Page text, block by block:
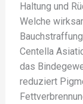
Haltung und
Welche
Centella
das
reduziert